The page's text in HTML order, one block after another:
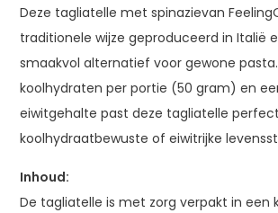
Deze tagliatelle met spinazievan
traditionele wijze geproduceerd in Italië
smaakvol alternatief voor gewone
koolhydraten per portie (50 gram) en
eiwitgehalte past deze tagliatelle
koolhydraatbewuste of eiwitrijke
Inhoud:
De tagliatelle is met zorg verpakt in een